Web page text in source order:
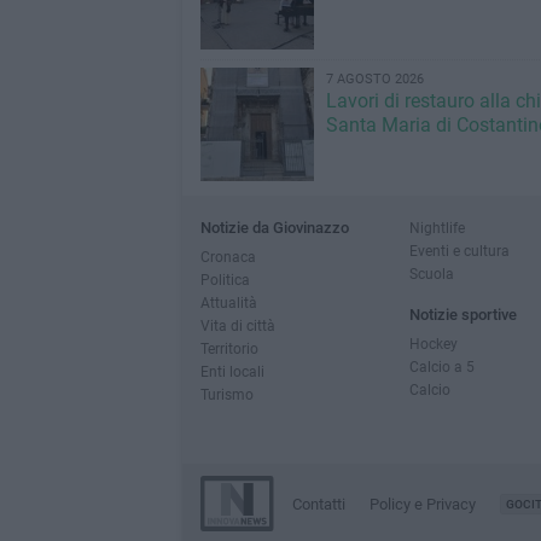
7 AGOSTO 2026
Lavori di restauro alla
Santa Maria di
Notizie da Giovinazzo
Cronaca
Politica
Attualità
Vita di città
Territorio
Enti locali
Turismo
Nightlife
Eventi e cultura
Scuola
Notizie sportive
Hockey
Calcio a 5
Calcio
Contatti Policy e Privacy